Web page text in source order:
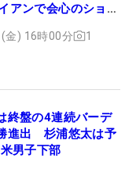
アンで会心のショッ
金) 16時00分 1
終盤の4連続バーデ
進出 杉浦悠太は予
男子下部